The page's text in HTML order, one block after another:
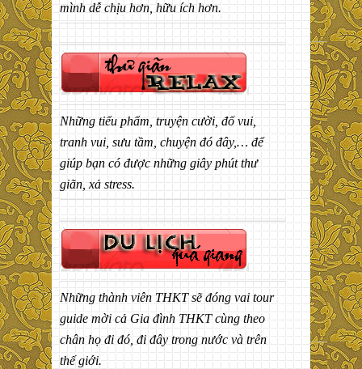
mình dễ chịu hơn, hữu ích hơn.
Những tiểu phẩm, truyện cười, đố vui,
tranh vui, sưu tầm, chuyện đó đây,… để
giúp bạn có được những giây phút thư
giãn, xả stress.
Những thành viên THKT sẽ đóng vai tour
guide mời cả Gia đình THKT cùng theo
chân họ đi đó, đi đây trong nước và trên
thế giới.